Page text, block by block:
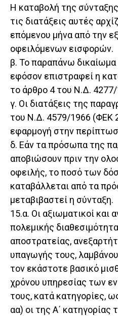
Η καταβολή της
τις διατάξεις αυτές
επόμενου μήνα από την
οφειλόμενων εισφορών.
β. Το παραπάνω δικαίωμα
εφόσον επιστραφεί η
το άρθρο 4 του Ν.Δ.
γ. Οι διατάξεις της
του Ν.Δ. 4579/1966 (ΦΕΚ
εφαρμογή στην
δ. Εάν τα πρόσωπα της
αποβιώσουν πριν την
οφειλής, το ποσό των
καταβάλλεται από τα
μεταβιβαστεί η σύνταξη.
15.α. Οι αξιωματικοί και
πολεμικής
αποστρατείας,
υπαγωγής τους,
τον εκάστοτε βασικό
χρόνου υπηρεσίας των
τους, κατά κατηγορίες,
αα) οι της Α΄ κατηγορίας